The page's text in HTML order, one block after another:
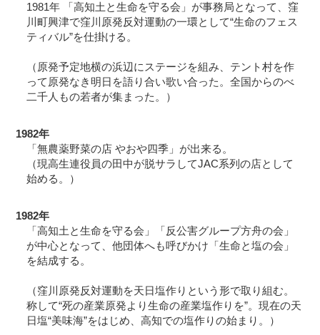
1981年 「高知土と生命を守る会」が事務局となって、窪
川町興津で窪川原発反対運動の一環として“生命のフェス
ティバル”を仕掛ける。
（原発予定地横の浜辺にステージを組み、テント村を作
って原発なき明日を語り合い歌い合った。全国からのべ
二千人もの若者が集まった。）
1982年
「無農薬野菜の店 やおや四季」が出来る。
（現高生連役員の田中が脱サラしてJAC系列の店として
始める。）
1982年
「高知土と生命を守る会」「反公害グループ方舟の会」
が中心となって、他団体へも呼びかけ「生命と塩の会」
を結成する。
（窪川原発反対運動を天日塩作りという形で取り組む。
称して“死の産業原発より生命の産業塩作りを”。現在の天
日塩“美味海”をはじめ、高知での塩作りの始まり。）